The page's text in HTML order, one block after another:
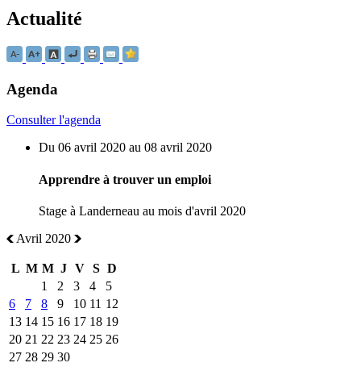
Actualité
Agenda
Consulter l'agenda
Du 06 avril 2020 au 08 avril 2020
Apprendre à trouver un emploi
Stage à Landerneau au mois d'avril 2020
Avril 2020
L M M J V S D
1
2 3 4
5
6
7 8 9 10 11 12
13 14 15 16 17 18 19
20 21 22 23 24 25 26
27 28 29 30